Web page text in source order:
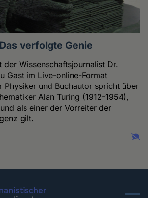
verfolgte Genie
der Wissenschaftsjournalist Dr.
Gast im Live-online-Format
Physiker und Buchautor spricht über
Alan Turing (1912-1954),
als einer der Vorreiter der
gilt.